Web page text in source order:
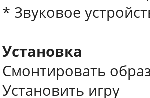
* Звуковое
Установка
Смонтировать
Установить игру